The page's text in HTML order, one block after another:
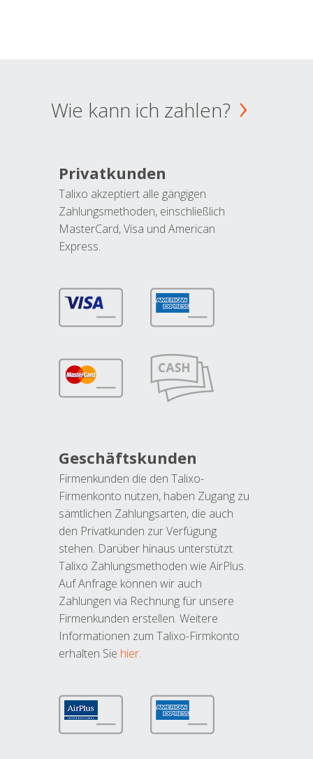
Wie kann ich zahlen?
Privatkunden
Talixo akzeptiert alle gängigen
Zahlungsmethoden, einschließlich
MasterCard, Visa und American
Express.
Geschäftskunden
Firmenkunden die den Talixo-
Firmenkonto nutzen, haben Zugang zu
sämtlichen Zahlungsarten, die auch
den Privatkunden zur Verfügung
stehen. Darüber hinaus unterstützt
Talixo Zahlungsmethoden wie AirPlus.
Auf Anfrage können wir auch
Zahlungen via Rechnung für unsere
Firmenkunden erstellen. Weitere
Informationen zum Talixo-Firmkonto
erhalten Sie hier.